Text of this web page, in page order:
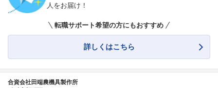
人をお届け！
転職サポート希望の方にもおすすめ
詳しくはこちら
合資会社田端農機具製作所